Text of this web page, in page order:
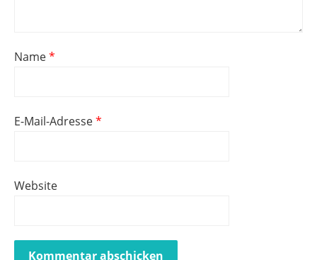
Name*
E-Mail-Adresse*
Website